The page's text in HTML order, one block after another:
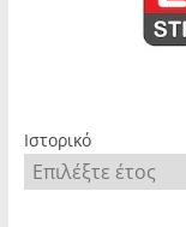
Ιστορικό